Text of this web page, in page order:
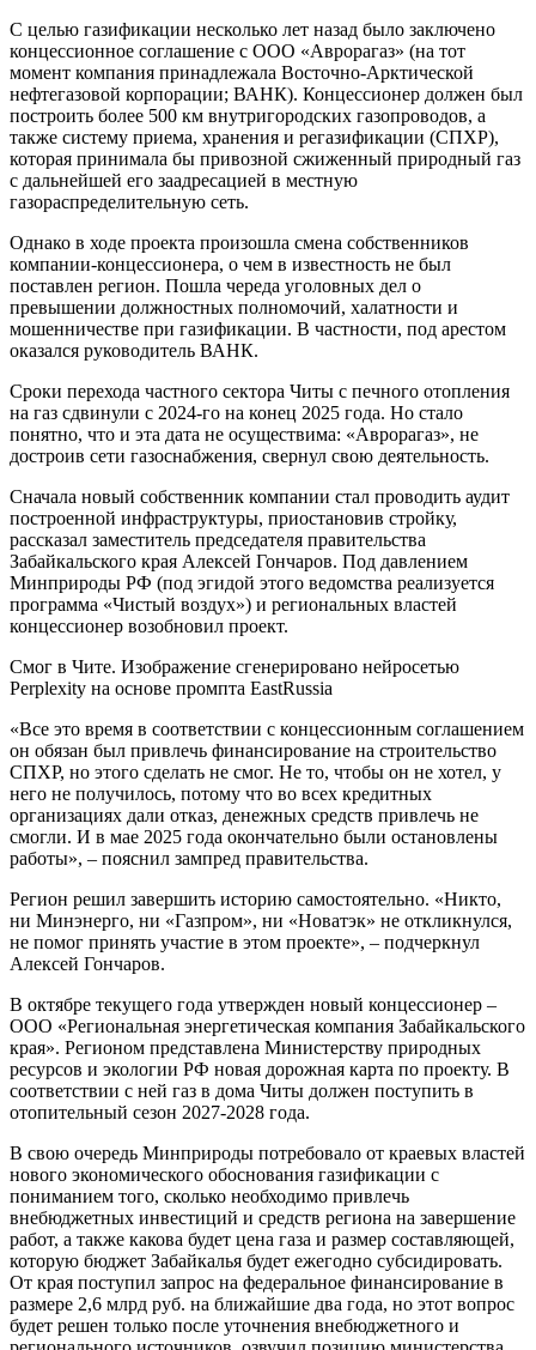
С целью газификации несколько лет назад было заключено
концессионное соглашение с ООО «Аврорагаз» (на тот
момент компания принадлежала Восточно-Арктической
нефтегазовой корпорации; ВАНК). Концессионер должен был
построить более 500 км внутригородских газопроводов, а
также систему приема, хранения и регазификации (СПХР),
которая принимала бы привозной сжиженный природный газ
с дальнейшей его заадресацией в местную
газораспределительную сеть.
Однако в ходе проекта произошла смена собственников
компании-концессионера, о чем в известность не был
поставлен регион. Пошла череда уголовных дел о
превышении должностных полномочий, халатности и
мошенничестве при газификации. В частности, под арестом
оказался руководитель ВАНК.
Сроки перехода частного сектора Читы с печного отопления
на газ сдвинули с 2024-го на конец 2025 года. Но стало
понятно, что и эта дата не осуществима: «Аврорагаз», не
достроив сети газоснабжения, свернул свою деятельность.
Сначала новый собственник компании стал проводить аудит
построенной инфраструктуры, приостановив стройку,
рассказал заместитель председателя правительства
Забайкальского края Алексей Гончаров. Под давлением
Минприроды РФ (под эгидой этого ведомства реализуется
программа «Чистый воздух») и региональных властей
концессионер возобновил проект.
Смог в Чите. Изображение сгенерировано нейросетью
Perplexity на основе промпта EastRussia
«Все это время в соответствии с концессионным соглашением
он обязан был привлечь финансирование на строительство
СПХР, но этого сделать не смог. Не то, чтобы он не хотел, у
него не получилось, потому что во всех кредитных
организациях дали отказ, денежных средств привлечь не
смогли. И в мае 2025 года окончательно были остановлены
работы», – пояснил зампред правительства.
Регион решил завершить историю самостоятельно. «Никто,
ни Минэнерго, ни «Газпром», ни «Новатэк» не откликнулся,
не помог принять участие в этом проекте», – подчеркнул
Алексей Гончаров.
В октябре текущего года утвержден новый концессионер –
ООО «Региональная энергетическая компания Забайкальского
края». Регионом представлена Министерству природных
ресурсов и экологии РФ новая дорожная карта по проекту. В
соответствии с ней газ в дома Читы должен поступить в
отопительный сезон 2027-2028 года.
В свою очередь Минприроды потребовало от краевых властей
нового экономического обоснования газификации с
пониманием того, сколько необходимо привлечь
внебюджетных инвестиций и средств региона на завершение
работ, а также какова будет цена газа и размер составляющей,
которую бюджет Забайкалья будет ежегодно субсидировать.
От края поступил запрос на федеральное финансирование в
размере 2,6 млрд руб. на ближайшие два года, но этот вопрос
будет решен только после уточнения внебюджетного и